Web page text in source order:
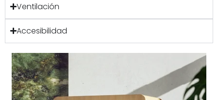
Ventilación
Accesibilidad